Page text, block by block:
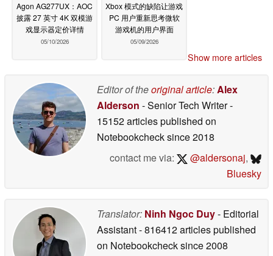
Agon AG277UX：AOC
披露 27 英寸 4K 双模游
戏显示器定价详情
05/10/2026
Xbox 模式的缺陷让游戏
PC 用户重新思考微软
游戏机的用户界面
05/09/2026
Show more articles
Editor of theoriginal article:Alex
Alderson - Senior Tech Writer-
15152 articles published on
Notebookchecksince 2018
contact me via:
@aldersonaj,
Bluesky
Translator: Ninh Ngoc Duy- Editorial
Assistant- 816412 articles published
on Notebookchecksince 2008